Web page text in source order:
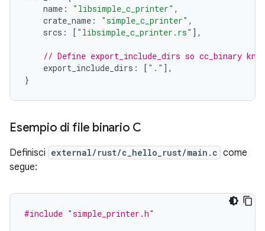
name : "libsimple_c_printer" ,
crate_name : "simple_c_printer" ,
srcs : [ "libsimple_c_printer.rs" ],
// Define export_include_dirs so cc_binary
export_include_dirs : [ "." ],
}
Esempio di file binario C
Definisci external/rust/c_hello_rust/main.c come
segue:
#include "simple_printer.h"